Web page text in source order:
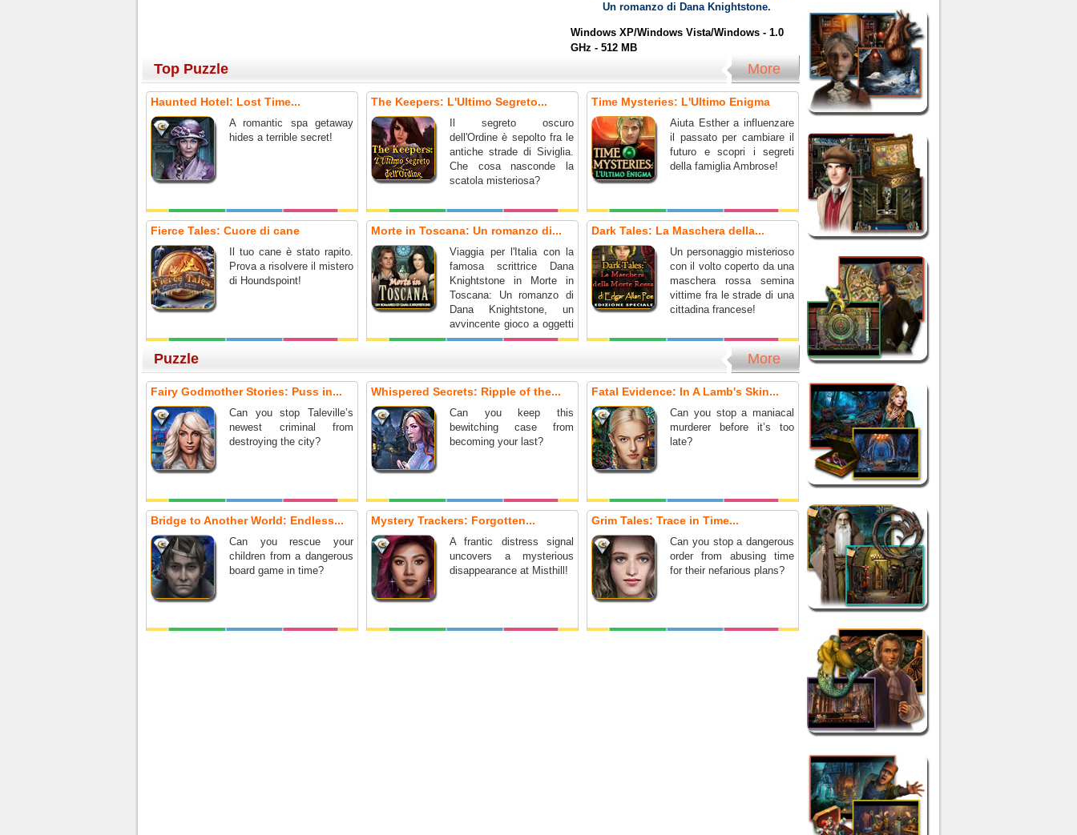
Un romanzo di Dana Knightstone.
Windows XP/Windows Vista/Windows - 1.0
GHz - 512 MB
Top Puzzle More
Haunted Hotel: Lost Time...
A romantic spa getaway
hides a terrible secret!
The Keepers: L'Ultimo Segreto...
Il segreto oscuro
dell'Ordine è sepolto fra le
antiche strade di Siviglia.
Che cosa nasconde la
scatola misteriosa?
Time Mysteries: L'Ultimo Enigma
Aiuta Esther a influenzare
il passato per cambiare il
futuro e scopri i segreti
della famiglia Ambrose!
Fierce Tales: Cuore di cane
Il tuo cane è stato rapito.
Prova a risolvere il mistero
di Houndspoint!
Morte in Toscana: Un romanzo di...
Viaggia per l'Italia con la
famosa scrittrice Dana
Knightstone in Morte in
Toscana: Un romanzo di
Dana Knightstone, un
avvincente gioco a oggetti
nascosti.
Dark Tales: La Maschera della...
Un personaggio misterioso
con il volto coperto da una
maschera rossa semina
vittime fra le strade di una
cittadina francese!
Puzzle More
Fairy Godmother Stories: Puss in...
Can you stop Taleville’s
newest criminal from
destroying the city?
Whispered Secrets: Ripple of the...
Can you keep this
bewitching case from
becoming your last?
Fatal Evidence: In A Lamb's Skin...
Can you stop a maniacal
murderer before it’s too
late?
Bridge to Another World: Endless...
Can you rescue your
children from a dangerous
board game in time?
Mystery Trackers: Forgotten...
A frantic distress signal
uncovers a mysterious
disappearance at Misthill!
Grim Tales: Trace in Time...
Can you stop a dangerous
order from abusing time
for their nefarious plans?